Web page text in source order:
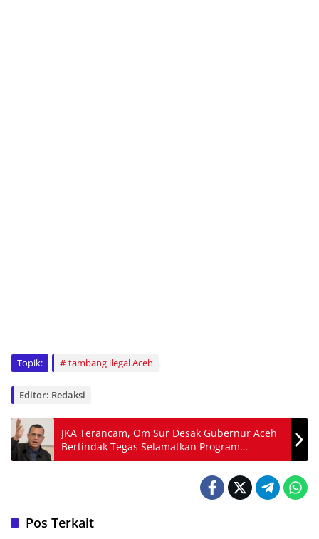
Topik: tambang ilegal Aceh
Editor: Redaksi
JKA Terancam, Om Sur Desak Gubernur Aceh
Bertindak Tegas Selamatkan Program
Kesehatan dan Kepercayaan Publik
Pos Terkait